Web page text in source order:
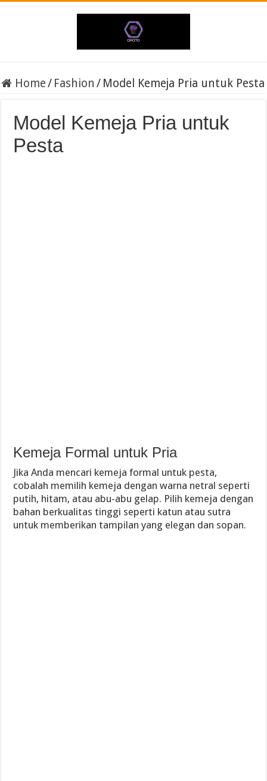
Home/ Fashion / Model Kemeja Pria untuk Pesta
Model Kemeja Pria untuk
Pesta
Kemeja Formal untuk Pria
Jika Anda mencari kemeja formal untuk pesta,
cobalah memilih kemeja dengan warna netral seperti
putih, hitam, atau abu-abu gelap. Pilih kemeja dengan
bahan berkualitas tinggi seperti katun atau sutra
untuk memberikan tampilan yang elegan dan sopan.